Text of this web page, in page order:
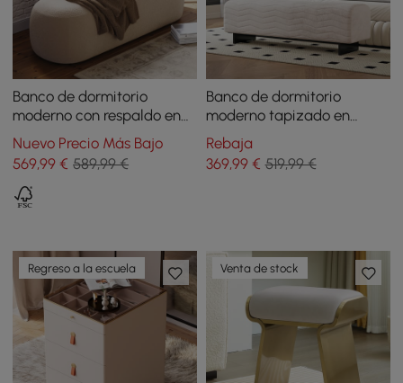
Banco de dormitorio
moderno con respaldo en
tela bouclé de 134 cm
Nuevo Precio Más Bajo
569,99 € 589,99 €
Banco de dormitorio
moderno tapizado en
terciopelo de punto beige
de 1460 mm con patas de
acero inoxidable
Rebaja
369,99€ 519,99 €
Regreso a la escuela Venta de stock